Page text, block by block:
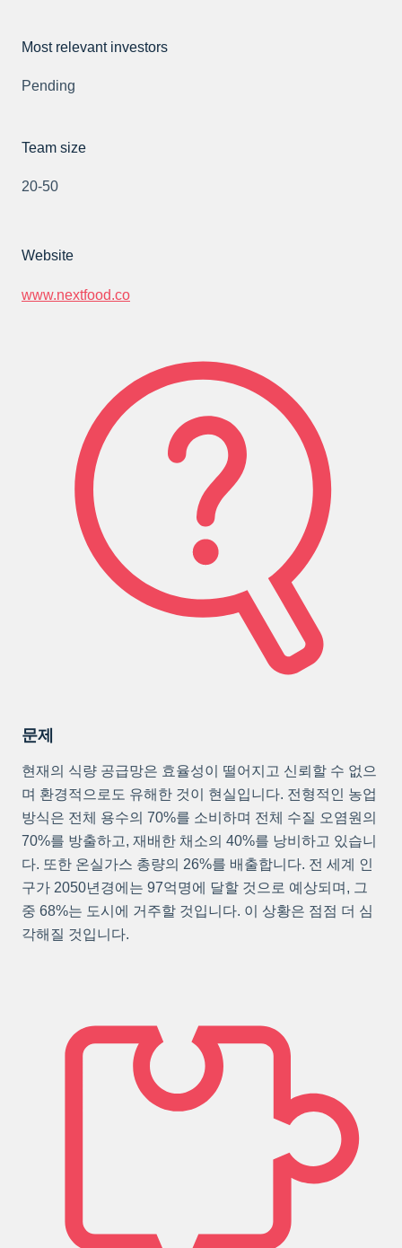
Most relevant investors
Pending
Team size
20-50
Website
www.nextfood.co
문제
현재의 식량 공급망은 효율성이 떨어지고 신뢰할 수 없으
며 환경적으로도 유해한 것이 현실입니다. 전형적인 농업
방식은 전체 용수의 70%를 소비하며 전체 수질 오염원의
70%를 방출하고, 재배한 채소의 40%를 낭비하고 있습니
다. 또한 온실가스 총량의 26%를 배출합니다. 전 세계 인
구가 2050년경에는 97억명에 달할 것으로 예상되며, 그
중 68%는 도시에 거주할 것입니다. 이 상황은 점점 더 심
각해질 것입니다.